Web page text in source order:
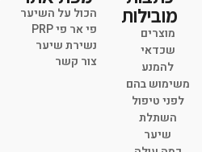
מובילות
מוצרים
שכדאי
להמנע
משימוש בהם
לפני טיפול
השתלת
שיער
הכול על השיער
פי אר פי PRP
נשירת שיער
צור קשר